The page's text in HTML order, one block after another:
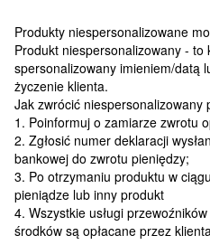
Produkty niespersonalizowane
Produkt niespersonalizowany - to
spersonalizowany imieniem/datą
życzenie klienta.
Jak zwrócić niespersonalizowany
1. Poinformuj o zamiarze zwrotu
2. Zgłosić numer deklaracji
bankowej do zwrotu pieniędzy;
3. Po otrzymaniu produktu w
pieniądze lub inny produkt
4. Wszystkie usługi
środków są opłacane przez